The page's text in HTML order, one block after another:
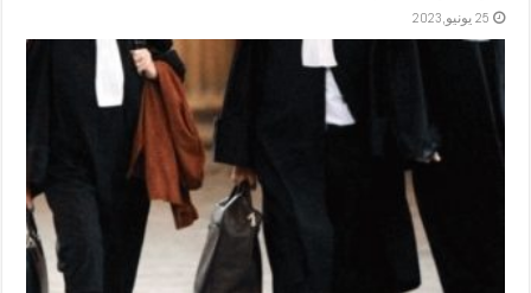
25 يونيو,2023